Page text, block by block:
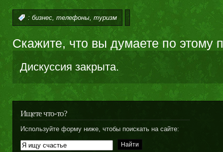
: бизнес, телефоны, туризм
Скажите, что вы думаете по этому
Дискуссия закрыта.
Ищете что-то?
Используйте форму ниже, чтобы поискать на сайте: